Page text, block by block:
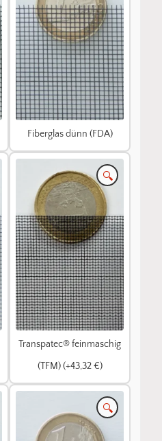
Fiberglas dünn (FDA)
🔍
Transpatec® feinmaschig
(TFM) (+43,32 €)
🔍